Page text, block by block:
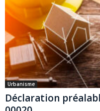
Urbanisme
Déclaration